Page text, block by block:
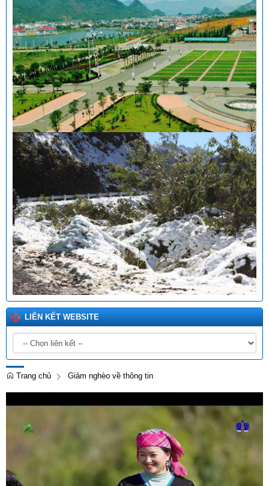
LIÊN KẾT WEBSITE
Trang chủ Giảm nghèo về thông tin